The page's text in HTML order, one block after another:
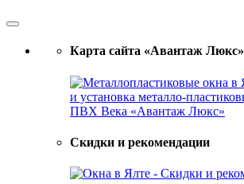
Карта сайта «Авантаж Люкс»
Скидки и рекомендации